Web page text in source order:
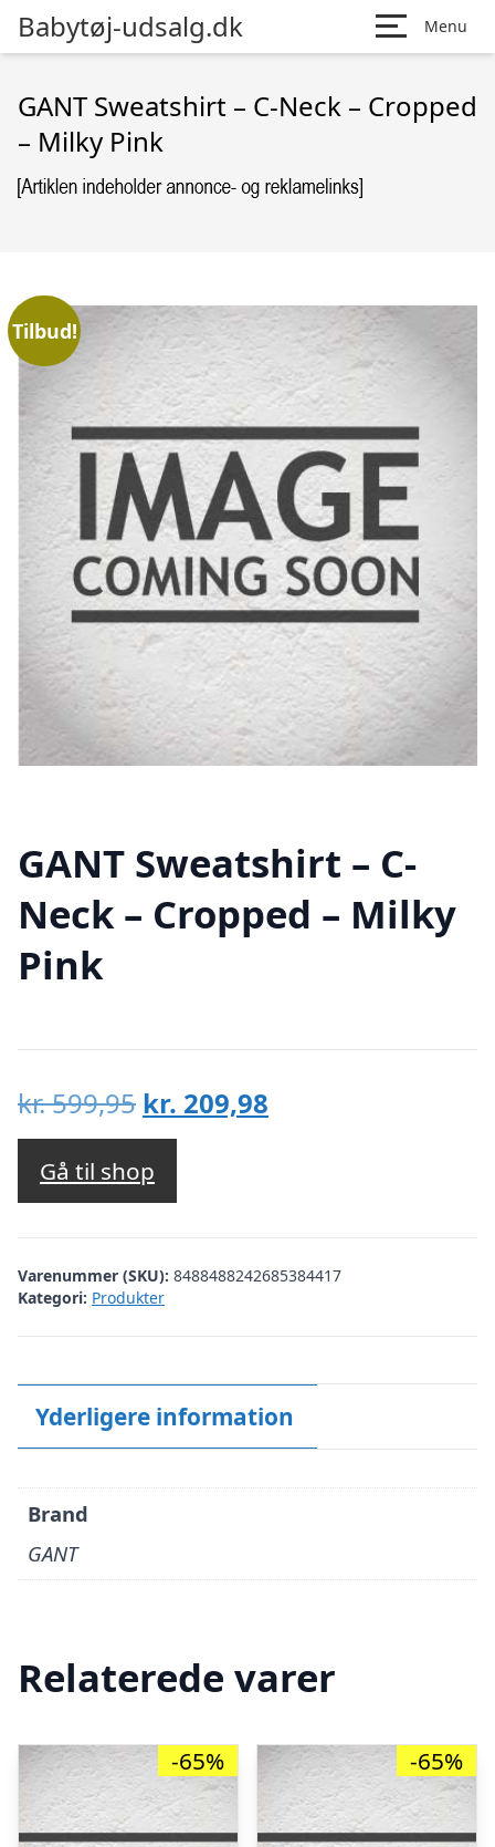
Babytøj-udsalg.dk Menu
GANT Sweatshirt – C-Neck – Cropped
– Milky Pink
Tilbud!
GANT Sweatshirt – C-
Neck – Cropped – Milky
Pink
kr.599,95 Den
oprindelige
pris
var:
kr. 599,95.
kr. 209,98
kr. 209,98.
Gå til shop
Varenummer (SKU): 8488488242685384417
Kategori: Produkter
Yderligere information
Brand
GANT
Relaterede varer
-65% -65%